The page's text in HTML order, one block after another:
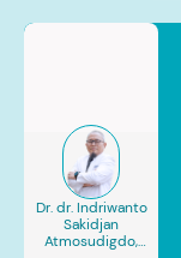
Dr. dr. Indriwanto
Sakidjan
Atmosudigdo,